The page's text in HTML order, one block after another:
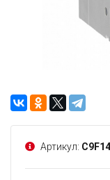
Артикул: